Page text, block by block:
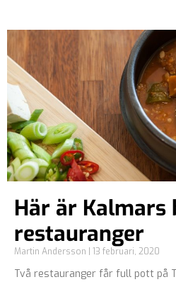
Här är Kalmars
restauranger
Martin Andersson 13 februari, 2020
Två restauranger får full pott på